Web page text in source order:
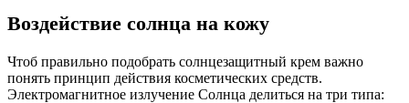
Воздействие солнца на кожу
Чтоб правильно подобрать солнцезащитный крем важно
понять принцип действия косметических средств.
Электромагнитное излучение Солнца делиться на три типа: